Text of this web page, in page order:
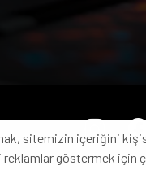
sitemizin içeriğini
göstermek için